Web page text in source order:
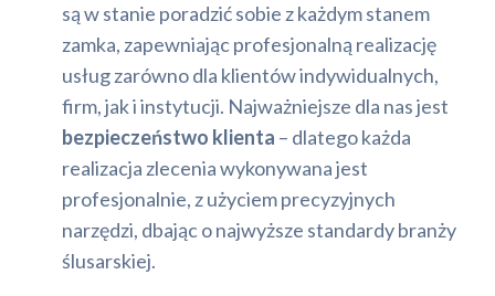
są w stanie poradzić sobie z każdym stanem
zamka, zapewniając profesjonalną realizację
usług zarówno dla klientów indywidualnych,
firm, jak i instytucji. Najważniejsze dla nas jest
bezpieczeństwo klienta – dlatego każda
realizacja zlecenia wykonywana jest
profesjonalnie, z użyciem precyzyjnych
narzędzi, dbając o najwyższe standardy branży
ślusarskiej.